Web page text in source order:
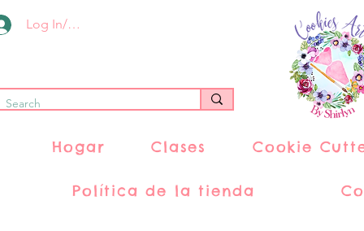
Log In/Register
Hogar Clases Cookie
Política de la tienda